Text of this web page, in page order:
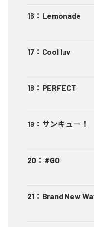
16 ： Lemonade
17 ： Cool luv
18 ： PERFECT
19 ： サンキュー！
20 ： #GO
21 ： Brand New